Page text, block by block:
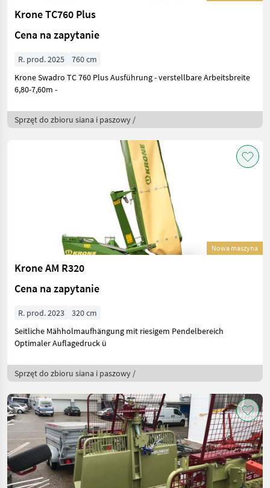
Krone TC760 Plus
Cena na zapytanie
R. prod. 2025
760 cm
Krone Swadro TC 760 Plus Ausführung - verstellbare Arbeitsbreite
6,80-7,60m -
Sprzęt do zbioru siana i paszowy /
Nowa maszyna
Krone AM R320
Cena na zapytanie
R. prod. 2023
320 cm
Seitliche Mähholmaufhängung mit riesigem Pendelbereich
Optimaler Auflagedruck ü
Sprzęt do zbioru siana i paszowy /